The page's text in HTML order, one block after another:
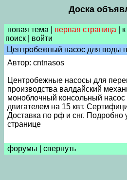
Доска
новая тема первая страница
поиск
войти
Центробежный насос для воды
Автор: cntnasos
Центробежные насосы для
производства валдайский
моноблочный консольный насос
двигателем на 15 квт.
Доставка по рф и снг. Подробно
странице
форумы свернуть